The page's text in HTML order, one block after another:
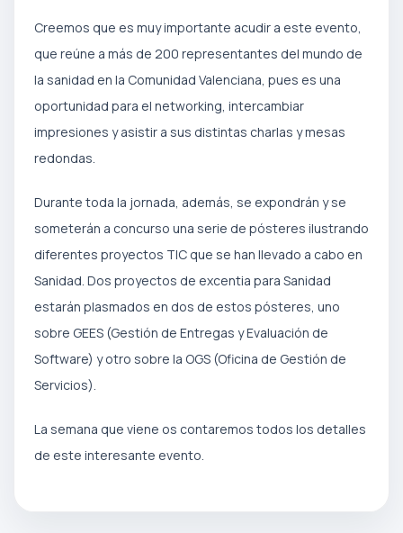
Creemos que es muy importante acudir a este evento,
que reúne a más de 200 representantes del mundo de
la sanidad en la Comunidad Valenciana, pues es una
oportunidad para el networking, intercambiar
impresiones y asistir a sus distintas charlas y mesas
redondas.
Durante toda la jornada, además, se expondrán y se
someterán a concurso una serie de pósteres ilustrando
diferentes proyectos TIC que se han llevado a cabo en
Sanidad. Dos proyectos de excentia para Sanidad
estarán plasmados en dos de estos pósteres, uno
sobre GEES (Gestión de Entregas y Evaluación de
Software) y otro sobre la OGS (Oficina de Gestión de
Servicios).
La semana que viene os contaremos todos los detalles
de este interesante evento.